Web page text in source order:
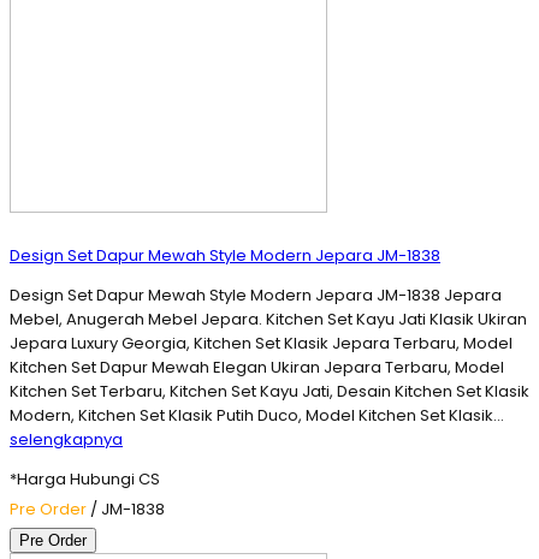
Design Set Dapur Mewah Style Modern Jepara JM-1838
Design Set Dapur Mewah Style Modern Jepara JM-1838 Jepara
Mebel, Anugerah Mebel Jepara. Kitchen Set Kayu Jati Klasik Ukiran
Jepara Luxury Georgia, Kitchen Set Klasik Jepara Terbaru, Model
Kitchen Set Dapur Mewah Elegan Ukiran Jepara Terbaru, Model
Kitchen Set Terbaru, Kitchen Set Kayu Jati, Desain Kitchen Set Klasik
Modern, Kitchen Set Klasik Putih Duco, Model Kitchen Set Klasik…
selengkapnya
*Harga Hubungi CS
Pre Order / JM-1838
Pre Order